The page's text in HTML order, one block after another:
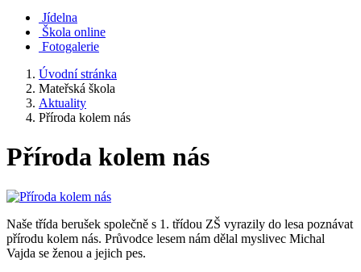
Jídelna
Škola online
Fotogalerie
Úvodní stránka
Mateřská škola
Aktuality
Příroda kolem nás
Příroda kolem nás
Naše třída berušek společně s 1. třídou ZŠ vyrazily do lesa poznávat
přírodu kolem nás. Průvodce lesem nám dělal myslivec Michal
Vajda se ženou a jejich pes.